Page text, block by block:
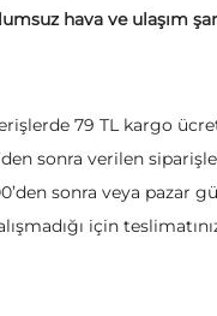
hava ve ulaşım
79 TL kargo
sonra verilen
sonra veya
için